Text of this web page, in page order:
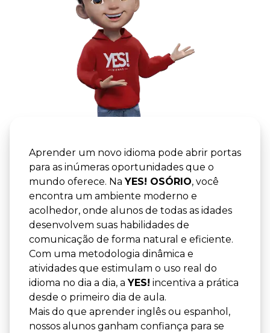
YES! -
Aprender um novo idioma pode abrir portas
para as inúmeras oportunidades que o
mundo oferece. NaYES! OSÓRIO, você
encontra um ambiente moderno e
acolhedor, onde alunos de todas as idades
desenvolvem suas habilidades de
comunicação de forma natural e eficiente.
Com uma metodologia dinâmica e
atividades que estimulam o uso real do
idioma no dia a dia, aYES! incentiva a prática
desde o primeiro dia de aula.
Mais do que aprender inglês ou espanhol,
nossos alunos ganham confiança para se